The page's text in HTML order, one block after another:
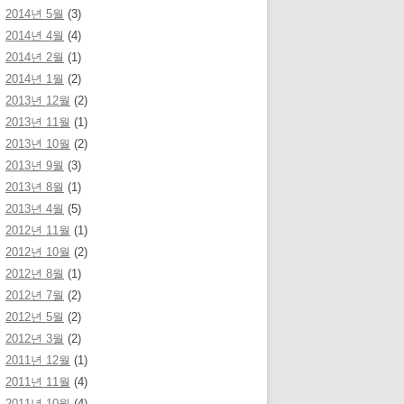
2014년 5월 (3)
2014년 4월 (4)
2014년 2월 (1)
2014년 1월 (2)
2013년 12월 (2)
2013년 11월 (1)
2013년 10월 (2)
2013년 9월 (3)
2013년 8월 (1)
2013년 4월 (5)
2012년 11월 (1)
2012년 10월 (2)
2012년 8월 (1)
2012년 7월 (2)
2012년 5월 (2)
2012년 3월 (2)
2011년 12월 (1)
2011년 11월 (4)